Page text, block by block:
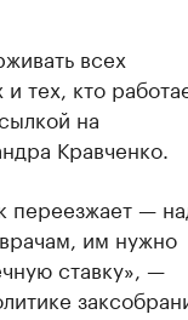
всех
тех, кто
на
Кравченко.
переезжает —
им нужно
ставку», —